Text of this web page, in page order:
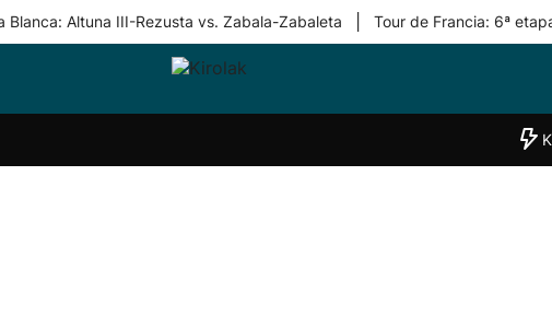
Blanca: Altuna III-Rezusta vs. Zabala-Zabaleta Tour de Francia: 6ª
Equipos